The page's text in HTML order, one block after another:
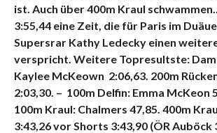
ist. Auch über 400m Kraul
3:55,44 eine Zeit, die für Paris im
Supersrar Kathy Ledecky einen
verspricht. Weitere Topresultste:
Kaylee McKeown 2:06,63. 200m
2:03,30. – 100m Delfin: Emma McKeon
100m Kraul: Chalmers 47,85. 400m
3:43,26 vor Shorts 3:43,90 (ÖR Auböck